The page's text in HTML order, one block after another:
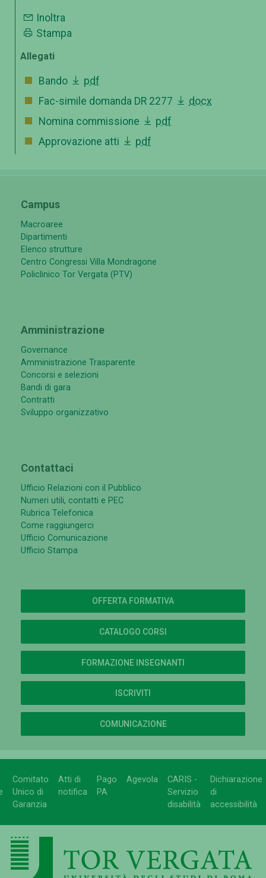
Inoltra
Stampa
Allegati
Bando
pdf
Fac-simile domanda DR 2277
docx
Nomina commissione
pdf
Approvazione atti
pdf
Campus
Macroaree
Dipartimenti
Elenco strutture
Centro Congressi Villa Mondragone
Policlinico Tor Vergata (PTV)
Amministrazione
Governance
Amministrazione Trasparente
Concorsi e selezioni
Bandi di gara
Contratti
Sviluppo organizzativo
Contattaci
Ufficio Relazioni con il Pubblico
Numeri utili, contatti e PEC
Rubrica Telefonica
Come raggiungerci
Ufficio Comunicazione
Ufficio Stampa
OFFERTA FORMATIVA
CATALOGO CORSI
FORMAZIONE INSEGNANTI
ISCRIVITI
COMUNICAZIONE
Comitato
Unico di
Garanzia
Atti di
notifica
Pago
PA
Agevola
CARIS -
Servizio
disabilità
Dichiarazione
di
accessibilità